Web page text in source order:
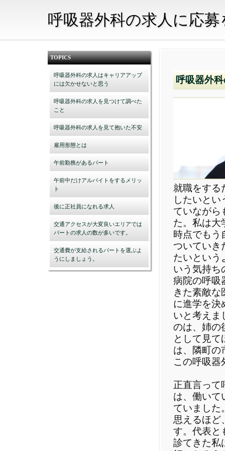
呼吸器外科の求人に応
TOPICS
呼吸器外科の求人はキャリアアップ
には欠かせないと思う
呼吸器外科の求人を見つけて調べた
こと
呼吸器外科の求人を見て抱いた不安
雇用形態とは
午前勤務があるパート
午前中だけアルバイトをするメリッ
ト
後に正社員になれる求人
交通アクセスが大変良いエリアでは
パートの求人の数が多いです。
交通費が支給されるパートを選ぶよ
うにしましょう。
呼吸器外
就職をする
したいと
ていながら
た。私は大
時点でもう
ついていき
たいという
いう気持ち
病院の呼吸
きた素敵な
に進学を決
いと考えま
のは、姉の
として見て
は、隣町の
この呼吸器
正直言って
は、働いて
ていました
思えるほど
す。代表と
診てきた私